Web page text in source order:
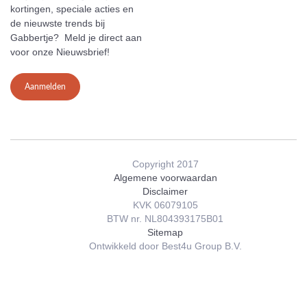
kortingen, speciale acties en
de nieuwste trends bij
Gabbertje? Meld je direct aan
voor onze Nieuwsbrief!
Aanmelden
Copyright 2017
Algemene voorwaardan
Disclaimer
KVK 06079105
BTW nr. NL804393175B01
Sitemap
Ontwikkeld door Best4u Group B.V.